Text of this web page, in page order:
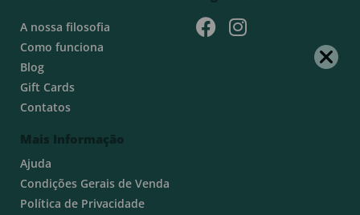
A nossa filosofia
Como funciona
Blog
Gift Cards
Contatos
Mais Informação
Ajuda
Condições Gerais de Venda
Política de Privacidade